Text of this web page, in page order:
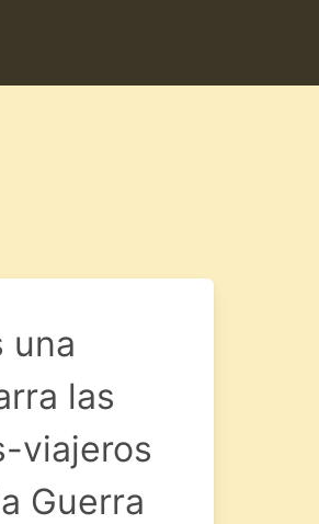
una
las
viajeros
Guerra